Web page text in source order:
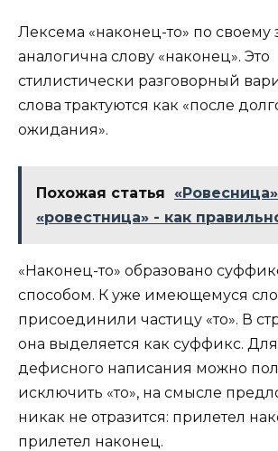
Лексема «наконец-то» по своему
аналогична слову «наконец». Это
стилистически разговорный
слова трактуются как «после
ожидания».
Похожая статья
«ровестница» - как
«Наконец-то» образовано
способом. К уже имеющемуся
присоединили частицу «то». В
она выделяется как суффикс.
дефисного написания можно
исключить «то», на смысле
никак не отразится: прилетел
прилетел наконец.